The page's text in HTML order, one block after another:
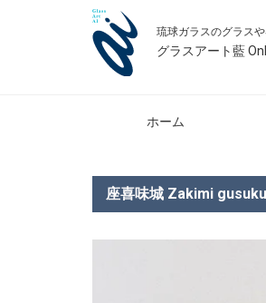
琉球ガラスのグラス
グラスアート藍
ホーム
座喜味城 Zakimi